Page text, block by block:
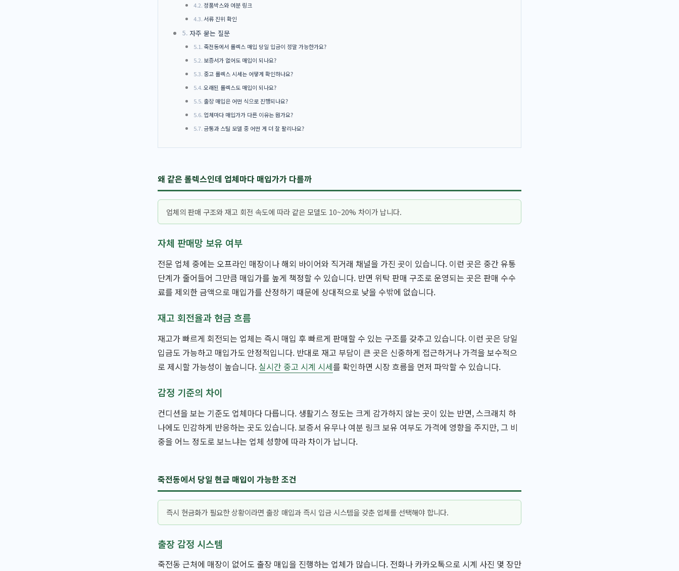
정품박스와 여분 링크
서류 진위 확인
자주 묻는 질문
죽전동에서 롤렉스 매입 당일 입금이 정말 가능한가요?
보증서가 없어도 매입이 되나요?
중고 롤렉스 시세는 어떻게 확인하나요?
오래된 롤렉스도 매입이 되나요?
출장 매입은 어떤 식으로 진행되나요?
업체마다 매입가가 다른 이유는 뭔가요?
금통과 스틸 모델 중 어떤 게 더 잘 팔리나요?
왜 같은 롤렉스인데 업체마다 매입가가 다를까
업체의 판매 구조와 재고 회전 속도에 따라 같은 모델도 10~20% 차이가 납니다.
자체 판매망 보유 여부
전문 업체 중에는 오프라인 매장이나 해외 바이어와 직거래 채널을 가진 곳이 있습니다. 이런 곳은 중간 유통
단계가 줄어들어 그만큼 매입가를 높게 책정할 수 있습니다. 반면 위탁 판매 구조로 운영되는 곳은 판매 수수
료를 제외한 금액으로 매입가를 산정하기 때문에 상대적으로 낮을 수밖에 없습니다.
재고 회전율과 현금 흐름
재고가 빠르게 회전되는 업체는 즉시 매입 후 빠르게 판매할 수 있는 구조를 갖추고 있습니다. 이런 곳은 당일
입금도 가능하고 매입가도 안정적입니다. 반대로 재고 부담이 큰 곳은 신중하게 접근하거나 가격을 보수적으
로 제시할 가능성이 높습니다.실시간 중고 시계 시세를 확인하면 시장 흐름을 먼저 파악할 수 있습니다.
감정 기준의 차이
컨디션을 보는 기준도 업체마다 다릅니다. 생활기스 정도는 크게 감가하지 않는 곳이 있는 반면, 스크래치 하
나에도 민감하게 반응하는 곳도 있습니다. 보증서 유무나 여분 링크 보유 여부도 가격에 영향을 주지만, 그 비
중을 어느 정도로 보느냐는 업체 성향에 따라 차이가 납니다.
죽전동에서 당일 현금 매입이 가능한 조건
즉시 현금화가 필요한 상황이라면 출장 매입과 즉시 입금 시스템을 갖춘 업체를 선택해야 합니다.
출장 감정 시스템
죽전동 근처에 매장이 없어도 출장 매입을 진행하는 업체가 많습니다. 전화나 카카오톡으로 시계 사진 몇 장만